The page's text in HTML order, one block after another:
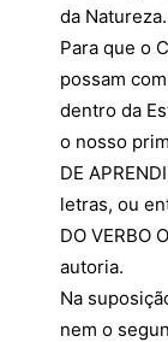
da Natureza.
Para que o
possam
dentro da
o nosso
DE
letras, ou
DO VERBO
autoria.
Na
nem o